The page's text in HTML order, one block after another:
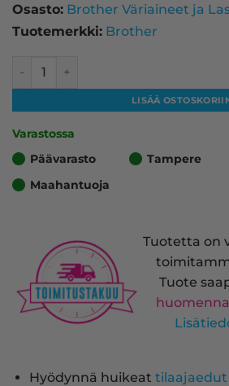
Osasto: Brother Väriaineet ja
Tuotemerkki: Brother
Brother TN-248C laserkasetti,
LISÄÄ
Varastossa
Päävarasto
Tampere
Maahantuoja
Tuotetta on
Tuote
Hyödynnä huikeat tilaajaedut